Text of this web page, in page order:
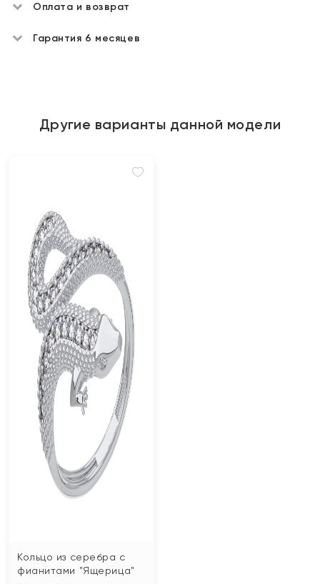
Оплата и возврат
Гарантия 6 месяцев
Другие варианты данной модели
Кольцо из серебра с
фианитами "Ящерица"